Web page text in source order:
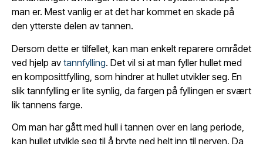
man er. Mest vanlig er at det har kommet en skade på
den ytterste delen av tannen.
Dersom dette er tilfellet, kan man enkelt reparere området
ved hjelp av tannfylling. Det vil si at man fyller hullet med
en komposittfylling, som hindrer at hullet utvikler seg. En
slik tannfylling er lite synlig, da fargen på fyllingen er svært
lik tannens farge.
Om man har gått med hull i tannen over en lang periode,
kan hullet utvikle seg til å bryte ned helt inn til nerven. Da